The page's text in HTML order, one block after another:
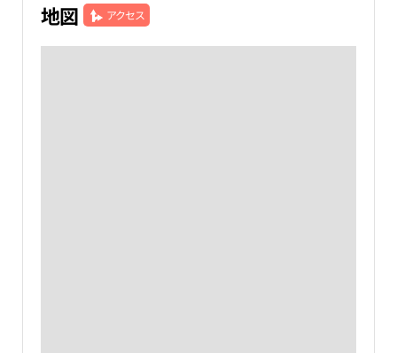
地図 アクセス